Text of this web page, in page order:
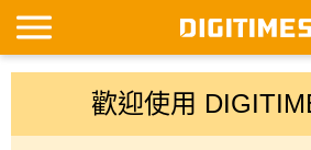
歡迎使用